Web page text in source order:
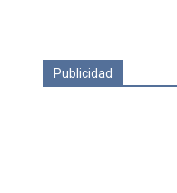
Publicidad